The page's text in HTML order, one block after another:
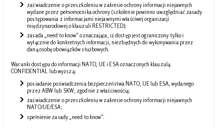
zaświadczenie o przeszkoleniu w zakresie ochrony informacji niejawnych
wydane przez pełnomocnika ochrony (szkolenie powinno uwzględniać zasady
postępowania z informacjami niejawnymi właściwej organizacji
międzynarodowej o klauzuli RESTRICTED);
zasada „need to know” oznaczająca, iż dostęp jest ograniczony tylko i
wyłącznie do konkretnych informacji, niezbędnych do wykonywania przez
daną osobę obowiązków służbowych.
Warunki dostępu do informacji NATO, UE i ESA oznaczonych klauzulą
CONFIDENTIAL lub wyższą:
posiadanie poświadczenia bezpieczeństwa NATO, UE lub ESA, wydanego
przez ABW lub SKW, zgodnie z właściwością;
zaświadczenie o przeszkoleniu w zakresie ochrony informacji niejawnych
NATO/UE/ESA;
spełnienie zasady „need to know”.